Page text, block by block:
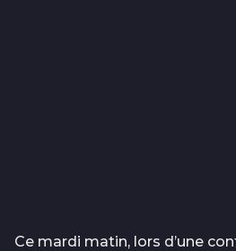
Ce mardi matin, lors d’une